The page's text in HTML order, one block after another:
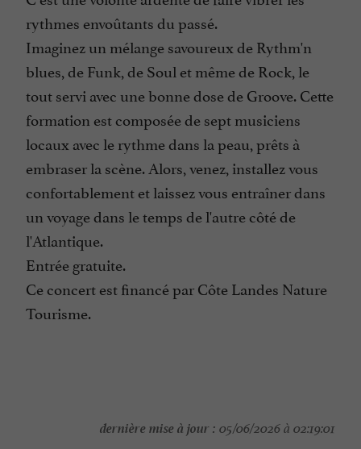
rythmes envoûtants du passé.
Imaginez un mélange savoureux de Rythm'n
blues, de Funk, de Soul et même de Rock, le
tout servi avec une bonne dose de Groove. Cette
formation est composée de sept musiciens
locaux avec le rythme dans la peau, prêts à
embraser la scène. Alors, venez, installez vous
confortablement et laissez vous entraîner dans
un voyage dans le temps de l'autre côté de
l'Atlantique.
Entrée gratuite.
Ce concert est financé par Côte Landes Nature
Tourisme.
dernière mise à jour : 05/06/2026 à 02:19:01